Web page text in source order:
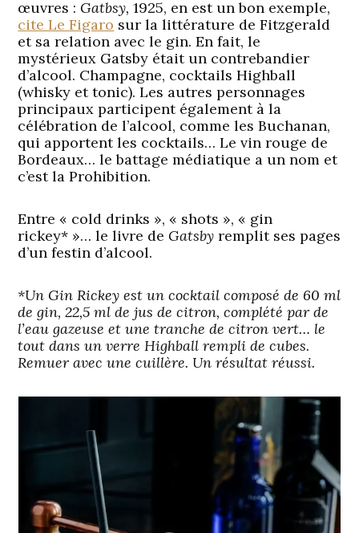
œuvres : Gatbsy, 1925, en est un bon exemple,
cite Le Figaro sur la littérature de Fitzgerald
et sa relation avec le gin. En fait, le
mystérieux Gatsby était un contrebandier
d’alcool. Champagne, cocktails Highball
(whisky et tonic). Les autres personnages
principaux participent également à la
célébration de l’alcool, comme les Buchanan,
qui apportent les cocktails… Le vin rouge de
Bordeaux… le battage médiatique a un nom et
c’est la Prohibition.
Entre « cold drinks », « shots », « gin
rickey* »… le livre de Gatsby remplit ses pages
d’un festin d’alcool.
*Un Gin Rickey est un cocktail composé de 60 ml
de gin, 22,5 ml de jus de citron, complété par de
l’eau gazeuse et une tranche de citron vert… le
tout dans un verre Highball rempli de cubes.
Remuer avec une cuillère. Un résultat réussi.